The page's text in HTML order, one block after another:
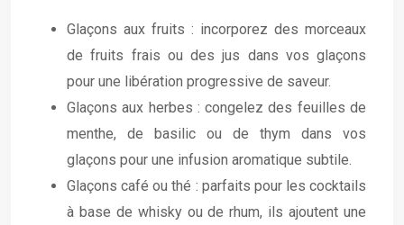
Glaçons aux fruits : incorporez des morceaux
de fruits frais ou des jus dans vos glaçons
pour une libération progressive de saveur.
Glaçons aux herbes : congelez des feuilles de
menthe, de basilic ou de thym dans vos
glaçons pour une infusion aromatique subtile.
Glaçons café ou thé : parfaits pour les cocktails
à base de whisky ou de rhum, ils ajoutent une